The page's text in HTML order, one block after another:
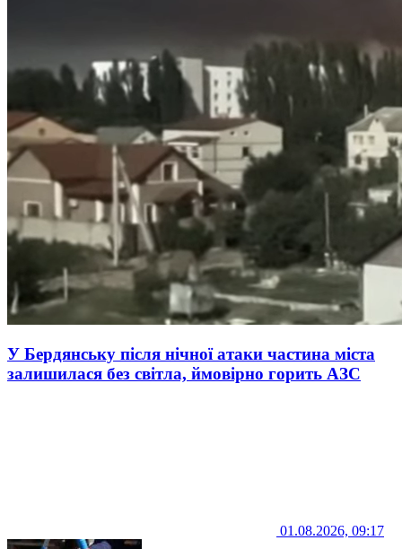
У Бердянську після нічної атаки частина міста
залишилася без світла, ймовірно горить АЗС
01.08.2026, 09:17